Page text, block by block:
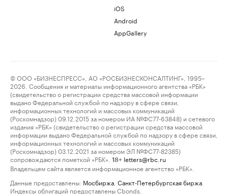
iOS
Android
AppGallery
© ООО «БИЗНЕСПРЕСС», АО «РОСБИЗНЕСКОНСАЛТИНГ», 1995–
2026. Сообщения и материалы информационного агентства «РБК»
(свидетельство о регистрации средства массовой информации
выдано Федеральной службой по надзору в сфере связи,
информационных технологий и массовых коммуникаций
(Роскомнадзор) 09.12.2015 за номером ИА №ФС77-63848) и сетевого
издания «РБК» (свидетельство о регистрации средства массовой
информации выдано Федеральной службой по надзору в сфере связи,
информационных технологий и массовых коммуникаций
(Роскомнадзор) 03.12.2021 за номером ЭЛ №ФС77-82385)
сопровождаются пометкой «РБК».
18+ letters@rbc.ru
Владельцем сайта является информационное агентство «РБК».
Данные предоставлены: Мосбиржа Санкт-Петербургская биржа
Индексы облигаций предоставлены Cbonds.